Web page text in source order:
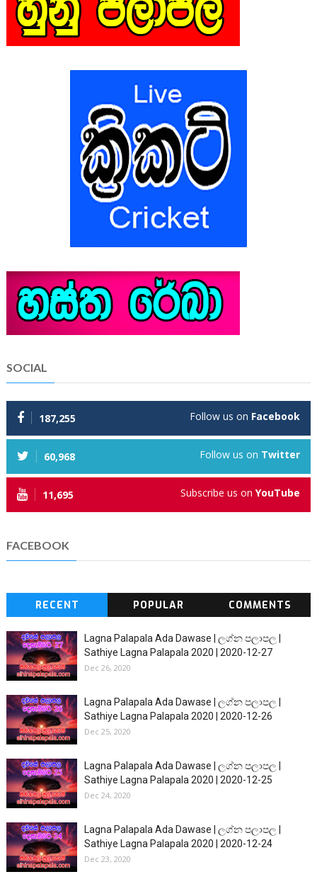
SOCIAL
187,255 Follow us on Facebook
60,968 Follow us on Twitter
11,695 Subscribe us onYouTube
FACEBOOK
RECENT POPULAR COMMENTS
Lagna Palapala Ada Dawase | ලග්න පලාපල |
Sathiye Lagna Palapala 2020 | 2020-12-27
Dec 26, 2020
Lagna Palapala Ada Dawase | ලග්න පලාපල |
Sathiye Lagna Palapala 2020 | 2020-12-26
Dec 25, 2020
Lagna Palapala Ada Dawase | ලග්න පලාපල |
Sathiye Lagna Palapala 2020 | 2020-12-25
Dec 24, 2020
Lagna Palapala Ada Dawase | ලග්න පලාපල |
Sathiye Lagna Palapala 2020 | 2020-12-24
Dec 23, 2020